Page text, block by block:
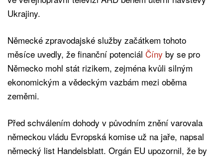
Ukrajiny.
Německé zpravodajské služby začátkem tohoto
měsíce uvedly, že finanční potenciál Číny by se pro
Německo mohl stát rizikem, zejména kvůli silným
ekonomickým a vědeckým vazbám mezi oběma
zeměmi.
Před schválením dohody v původním znění varovala
německou vládu Evropská komise už na jaře, napsal
německý list Handelsblatt. Orgán EU upozornil, že by